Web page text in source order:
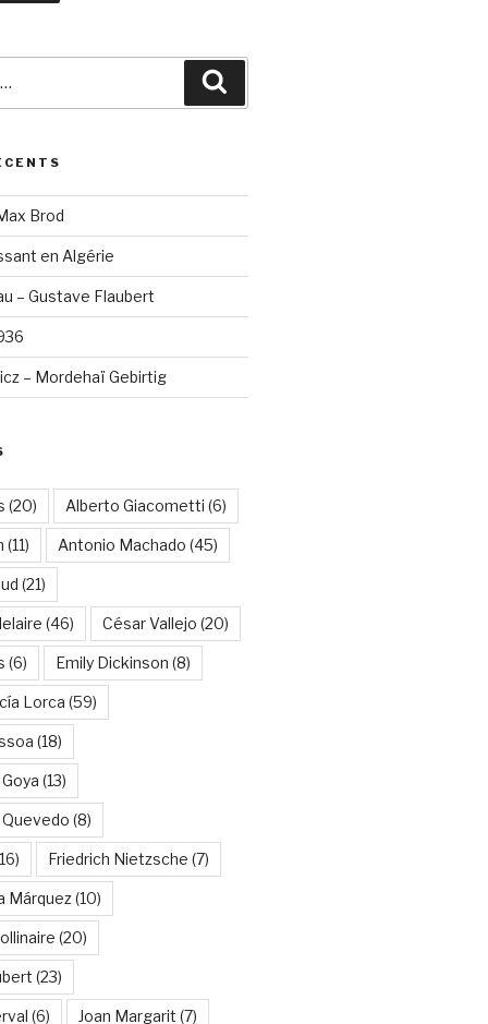
Brod
en Algérie
– Gustave Flaubert
– Mordehaï Gebirtig
(20) Alberto Giacometti (6)
(11) Antonio Machado (45)
(21)
(46) César Vallejo (20)
(6) Emily Dickinson (8)
Lorca (59)
(18)
(13)
(8)
Friedrich Nietzsche (7)
Márquez(10)
(20)
(23)
(6) Joan Margarit (7)